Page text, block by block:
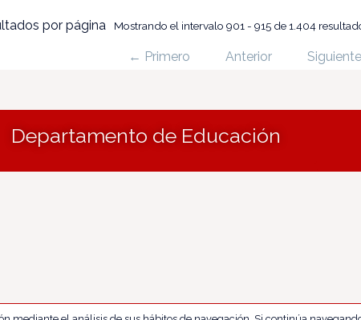
por página Mostrando el intervalo 901 - 915 de 1.404
← Primero Anterior Siguiente
Departamento de Educación